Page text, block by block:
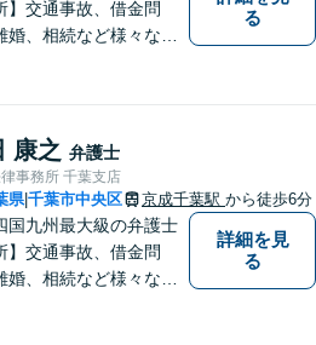
】交通事故、借金問
婚、相続など様々な問
る
康之 弁護士
事務所 千葉支店
県|千葉市中央区 京成千葉駅 から徒歩6分
国九州最大級の弁護士
】交通事故、借金問
婚、相続など様々な問
詳細を見
る